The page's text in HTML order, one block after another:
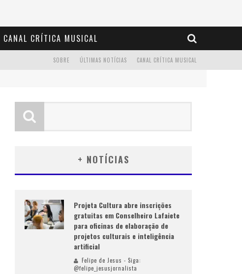
CANAL CRÍTICA MUSICAL
CANAL CRÍTICA MUSICAL
ÚLTIMAS NOTÍCIAS
SOBRE
+ NOTÍCIAS
Projeta Cultura abre inscrições
gratuitas em Conselheiro Lafaiete
para oficinas de elaboração de
projetos culturais e inteligência
artificial
Felipe de Jesus - Siga:
@felipe_jesusjornalista